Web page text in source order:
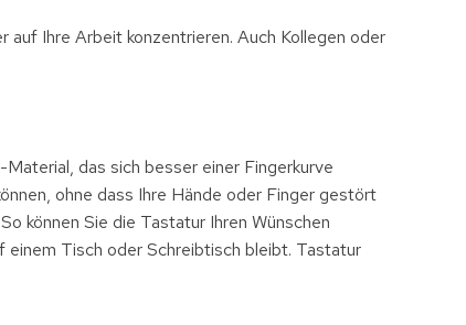
auf Ihre Arbeit konzentrieren. Auch Kollegen oder
das sich besser einer Fingerkurve
ohne dass Ihre Hände oder Finger gestört
können Sie die Tastatur Ihren Wünschen
Tisch oder Schreibtisch bleibt. Tastatur